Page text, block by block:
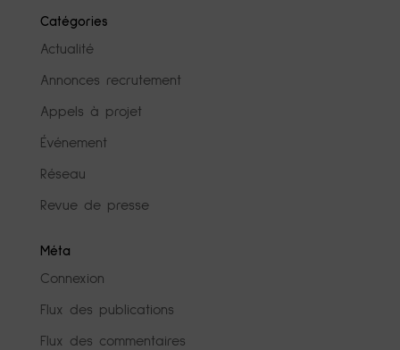
Catégories
Actualité
Annonces recrutement
Appels à projet
Événement
Réseau
Revue de presse
Méta
Connexion
Flux des publications
Flux des commentaires